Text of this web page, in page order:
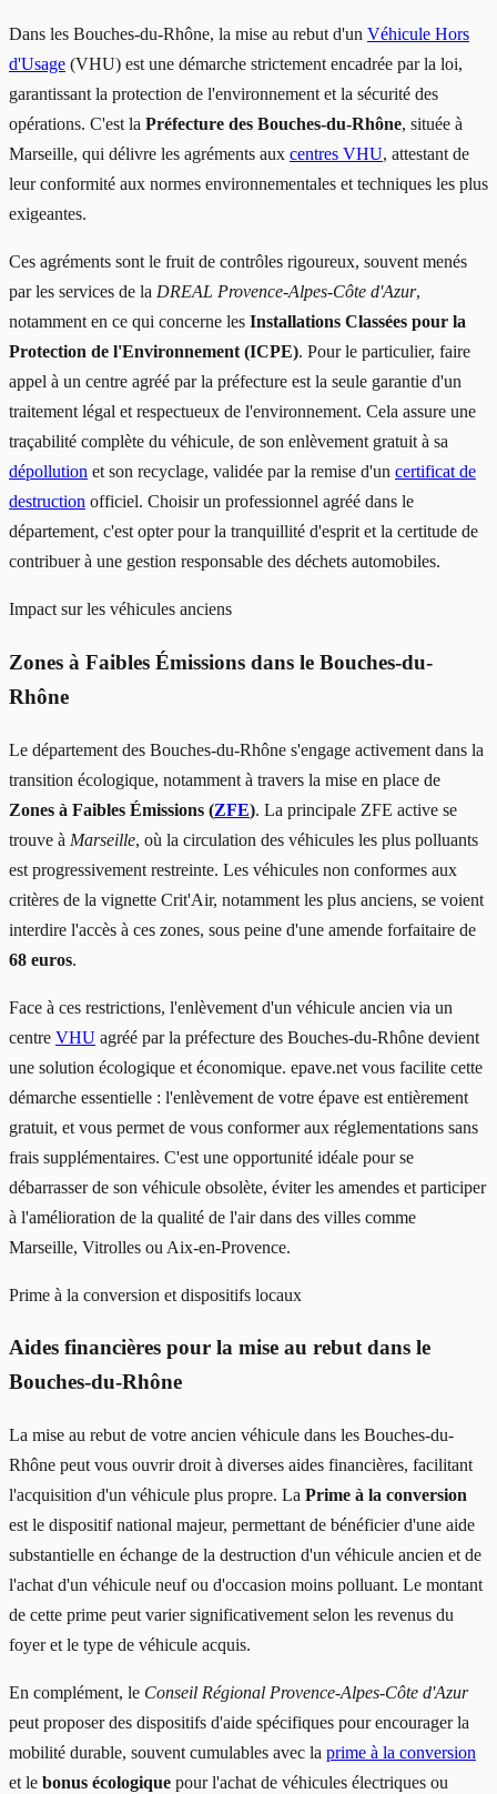
Dans les Bouches-du-Rhône, la mise au rebut d'un Véhicule Hors
d'Usage (VHU) est une démarche strictement encadrée par la loi,
garantissant la protection de l'environnement et la sécurité des
opérations. C'est la Préfecture des Bouches-du-Rhône, située à
Marseille, qui délivre les agréments aux centres VHU, attestant de
leur conformité aux normes environnementales et techniques les plus
exigeantes.
Ces agréments sont le fruit de contrôles rigoureux, souvent menés
par les services de la DREAL Provence-Alpes-Côte d'Azur,
notamment en ce qui concerne les Installations Classées pour la
Protection de l'Environnement (ICPE). Pour le particulier, faire
appel à un centre agréé par la préfecture est la seule garantie d'un
traitement légal et respectueux de l'environnement. Cela assure une
traçabilité complète du véhicule, de son enlèvement gratuit à sa
dépollution et son recyclage, validée par la remise d'un certificat de
destruction officiel. Choisir un professionnel agréé dans le
département, c'est opter pour la tranquillité d'esprit et la certitude de
contribuer à une gestion responsable des déchets automobiles.
Impact sur les véhicules anciens
Zones à Faibles Émissions dans le Bouches-du-
Rhône
Le département des Bouches-du-Rhône s'engage activement dans la
transition écologique, notamment à travers la mise en place de
Zones à Faibles Émissions (ZFE). La principale ZFE active se
trouve à Marseille, où la circulation des véhicules les plus polluants
est progressivement restreinte. Les véhicules non conformes aux
critères de la vignette Crit'Air, notamment les plus anciens, se voient
interdire l'accès à ces zones, sous peine d'une amende forfaitaire de
68 euros.
Face à ces restrictions, l'enlèvement d'un véhicule ancien via un
centre VHU agréé par la préfecture des Bouches-du-Rhône devient
une solution écologique et économique. epave.net vous facilite cette
démarche essentielle : l'enlèvement de votre épave est entièrement
gratuit, et vous permet de vous conformer aux réglementations sans
frais supplémentaires. C'est une opportunité idéale pour se
débarrasser de son véhicule obsolète, éviter les amendes et participer
à l'amélioration de la qualité de l'air dans des villes comme
Marseille, Vitrolles ou Aix-en-Provence.
Prime à la conversion et dispositifs locaux
Aides financières pour la mise au rebut dans le
Bouches-du-Rhône
La mise au rebut de votre ancien véhicule dans les Bouches-du-
Rhône peut vous ouvrir droit à diverses aides financières, facilitant
l'acquisition d'un véhicule plus propre. La Prime à la conversion
est le dispositif national majeur, permettant de bénéficier d'une aide
substantielle en échange de la destruction d'un véhicule ancien et de
l'achat d'un véhicule neuf ou d'occasion moins polluant. Le montant
de cette prime peut varier significativement selon les revenus du
foyer et le type de véhicule acquis.
En complément, le Conseil Régional Provence-Alpes-Côte d'Azur
peut proposer des dispositifs d'aide spécifiques pour encourager la
mobilité durable, souvent cumulables avec la prime à la conversion
et le bonus écologique pour l'achat de véhicules électriques ou